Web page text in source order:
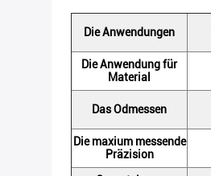
Die Anwendungen
Die Anwendung für
Material
Das Odmessen
Die maxium messende
Präzision